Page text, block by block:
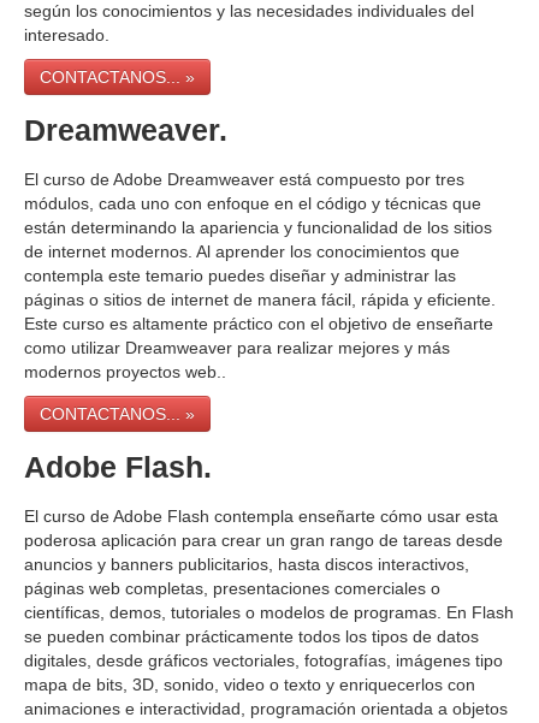
según los conocimientos y las necesidades individuales del
interesado.
CONTACTANOS... »
Dreamweaver.
El curso de Adobe Dreamweaver está compuesto por tres
módulos, cada uno con enfoque en el código y técnicas que
están determinando la apariencia y funcionalidad de los sitios
de internet modernos. Al aprender los conocimientos que
contempla este temario puedes diseñar y administrar las
páginas o sitios de internet de manera fácil, rápida y eficiente.
Este curso es altamente práctico con el objetivo de enseñarte
como utilizar Dreamweaver para realizar mejores y más
modernos proyectos web..
CONTACTANOS... »
Adobe Flash.
El curso de Adobe Flash contempla enseñarte cómo usar esta
poderosa aplicación para crear un gran rango de tareas desde
anuncios y banners publicitarios, hasta discos interactivos,
páginas web completas, presentaciones comerciales o
científicas, demos, tutoriales o modelos de programas. En Flash
se pueden combinar prácticamente todos los tipos de datos
digitales, desde gráficos vectoriales, fotografías, imágenes tipo
mapa de bits, 3D, sonido, video o texto y enriquecerlos con
animaciones e interactividad, programación orientada a objetos